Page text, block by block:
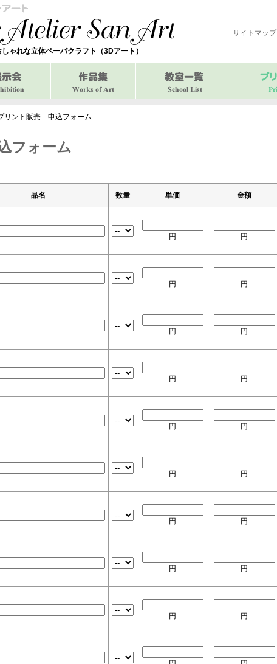
サイトマップ
ゃれな立体ペーパクラフト（3Dアート ）
リント販売 申込フォーム
フォーム
品名 数量 単価 金額
円 円
円 円
円 円
円 円
円 円
円 円
円 円
円 円
円 円